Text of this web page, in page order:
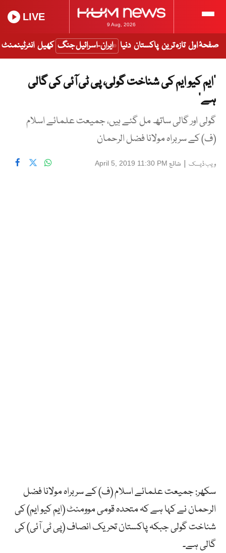
9 Aug, 2026
LIVE
صفحۂ اول تازہ ترین پاکستان دنیا ایران-اسرائیل جنگ کھیل انٹرٹینمنٹ
’ایم کیو ایم کی شناخت گولی، پی ٹی آئی کی گالی
ہے‘
گولی اور گالی ساتھ مل گئے ہیں، جمیعت علمائے اسلام
(ف) کے سربراہ مولانا فضل الرحمان
ویب ڈیسک | شائع April 5, 2019 11:30 PM
سکھر: جمیعت علمائے اسلام (ف) کے سربراہ مولانا فضل
الرحمان نے کہا ہے کہ متحدہ قومی موومنٹ (ایم کیو ایم) کی
شناخت گولی جبکہ پاکستان تحریک انصاف (پی ٹی آئی) کی
گالی ہے۔